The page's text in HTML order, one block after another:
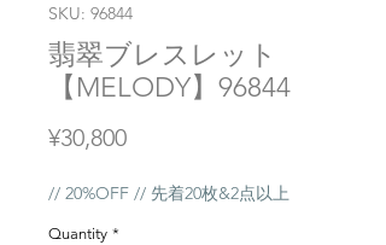
SKU: 96844
翡翠ブレスレット
【MELODY】96844
¥30,800Price
// 20%OFF // 先着20枚&2点以上
Quantity *